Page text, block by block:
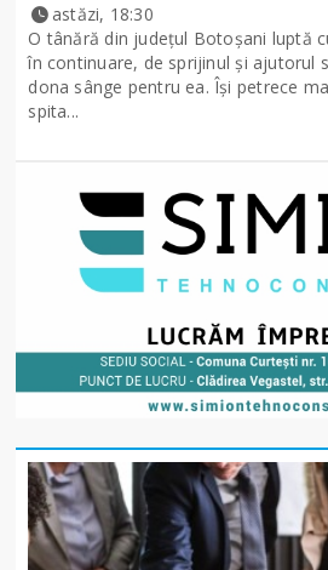
astăzi, 18:30
O tânără din județul Botoșani luptă
în continuare, de sprijinul și ajutorul
dona sânge pentru ea. Își petrece
spita...